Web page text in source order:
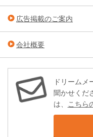
広告掲載のご案内
会社概要
ドリームメ
聞かせくだ
は、
こちら